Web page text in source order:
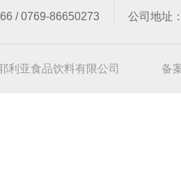
/ 0769-86650273 公司地址
利亚食品饮料有限公司 备